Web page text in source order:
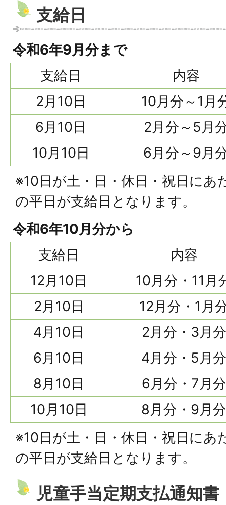
支給日
令和6年9月分まで
支給日
内容
2月10日
10月分～1月
6月10日
2月分～5月
10月10日
6月分～9月
※10日が土・日・休日・祝日にあ
の平日が支給日となります。
令和6年10月分から
支給日
内容
12月10日
10月分・11月
2月10日
12月分・1月
4月10日
2月分・3月分
6月10日
4月分・5月分
8月10日
6月分・7月分
10月10日
8月分・9月分
※10日が土・日・休日・祝日にあ
の平日が支給日となります。
児童手当定期支払通知